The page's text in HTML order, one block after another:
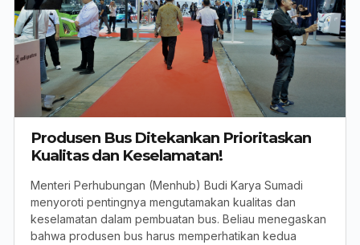
Produsen Bus Ditekankan Prioritaskan
Kualitas dan Keselamatan!
Menteri Perhubungan (Menhub) Budi Karya Sumadi
menyoroti pentingnya mengutamakan kualitas dan
keselamatan dalam pembuatan bus. Beliau menegaskan
bahwa produsen bus harus memperhatikan kedua